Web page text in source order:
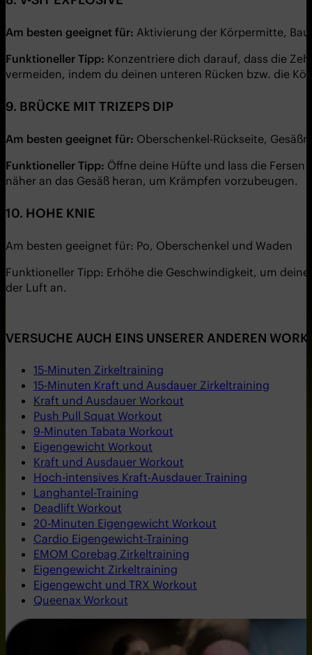
Am besten geeignet für: Aktivierung der Körpermitte,
Funktioneller Tipp: Konzentriere dich darauf, dass die
vermeiden, indem du deinen unteren Rücken bzw. die
9. BRÜCKE MIT TRIZEPS DIP
Am besten geeignet für: Oberschenkel-Rückseite,
Funktioneller Tipp: Öffne deine Hüfte und lass die
näher an das Gesäß heran, um Krämpfen vorzubeugen.
10. HOHE KNIE
Am besten geeignet für: Po, Oberschenkel und Waden
Funktioneller Tipp: Erhöhe die Geschwindigkeit, um
der Luft an.
VERSUCHE AUCH EINS UNSERER ANDEREN
15-Minuten Zirkeltraining
15-Minuten Kraft und Ausdauer Zirkeltraining
Kraft und Ausdauer Workout
Push Pull Squat Workout
9-Minuten Tabata Workout
Eigengewicht Workout
Kraft und Ausdauer Workout
Hoch-intensives Kraft-Ausdauer Training
Langhantel-Training
Deadlift Workout
20-Minuten Eigengewicht Workout
Cardio Eigengewicht-Training
EMOM Corebag Zirkeltraining
Eigengewicht Zirkeltraining
Eigengewcht und TRX Workout
Queenax Workout